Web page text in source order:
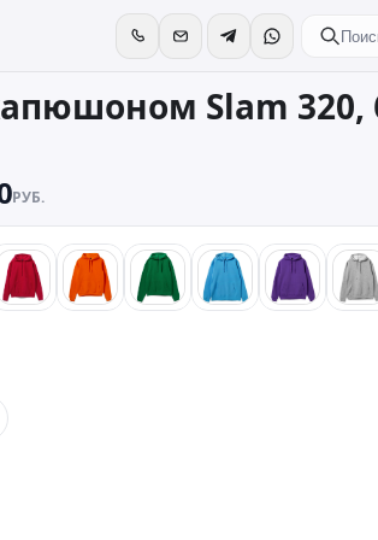
Slam 320,
РУБ.
красныйоранжевый
зеленыйбирюзовый